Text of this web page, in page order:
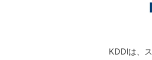
KDDIは、